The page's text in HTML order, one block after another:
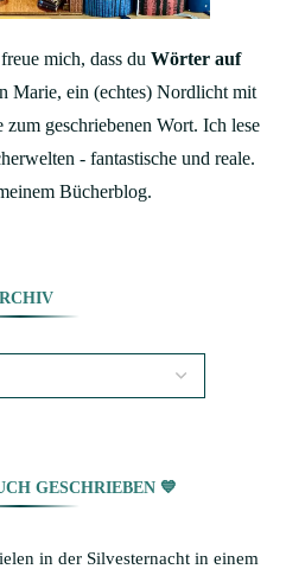
mich, dass du Wörter auf
Marie, ein (echtes) Nordlicht mit
geschriebenen Wort. Ich lese
- fantastische und reale.
Bücherblog.
GESCHRIEBEN 💙
in der Silvesternacht in einem